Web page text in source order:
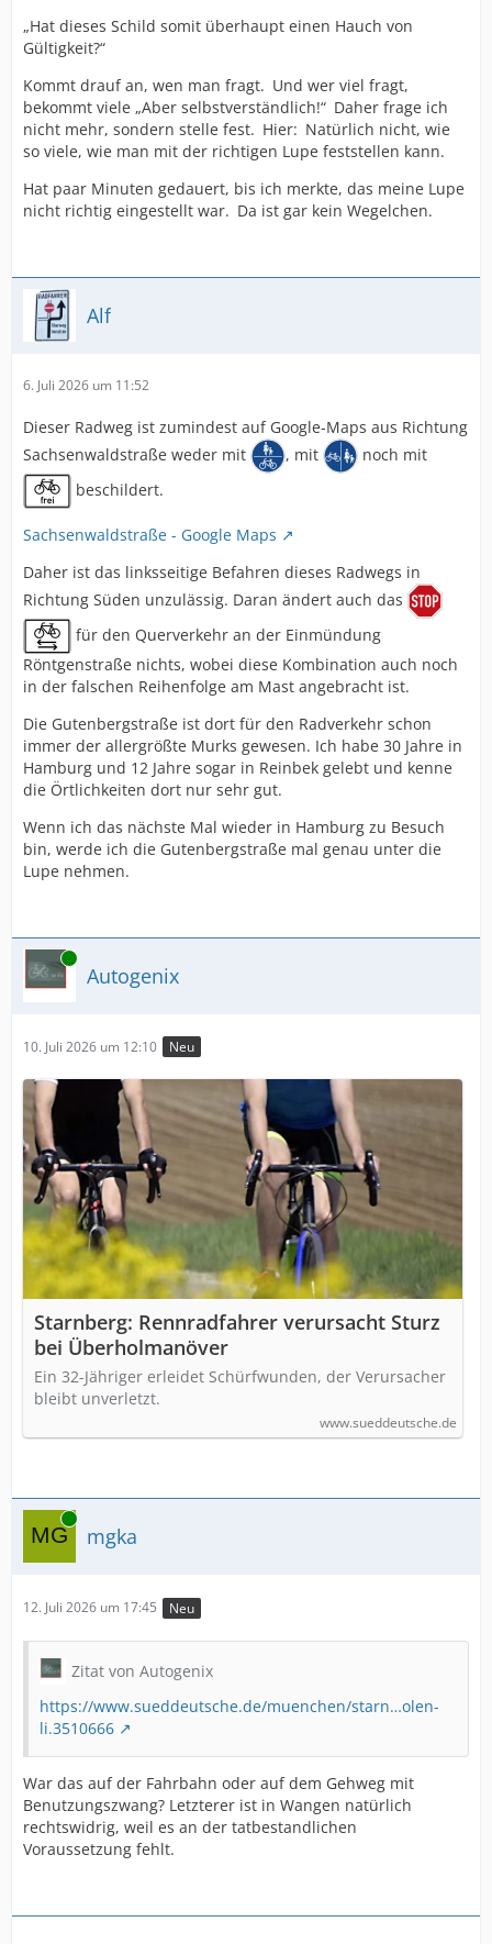
„Hat dieses Schild somit überhaupt einen Hauch von
Gültigkeit?“
Kommt drauf an, wen man fragt. Und wer viel fragt,
bekommt viele „Aber selbstverständlich!“ Daher frage ich
nicht mehr, sondern stelle fest. Hier: Natürlich nicht, wie
so viele, wie man mit der richtigen Lupe feststellen kann.
Hat paar Minuten gedauert, bis ich merkte, das meine Lupe
nicht richtig eingestellt war. Da ist gar kein Wegelchen.
Alf
6. Juli 2026 um 11:52
Dieser Radweg ist zumindest auf Google-Maps aus Richtung
Sachsenwaldstraße weder mit
, mit
noch mit
beschildert.
Sachsenwaldstraße - Google Maps
Daher ist das linksseitige Befahren dieses Radwegs in
Richtung Süden unzulässig. Daran ändert auch das
für den Querverkehr an der Einmündung
Röntgenstraße nichts, wobei diese Kombination auch noch
in der falschen Reihenfolge am Mast angebracht ist.
Die Gutenbergstraße ist dort für den Radverkehr schon
immer der allergrößte Murks gewesen. Ich habe 30 Jahre in
Hamburg und 12 Jahre sogar in Reinbek gelebt und kenne
die Örtlichkeiten dort nur sehr gut.
Wenn ich das nächste Mal wieder in Hamburg zu Besuch
bin, werde ich die Gutenbergstraße mal genau unter die
Lupe nehmen.
Online
Autogenix
10. Juli 2026 um 12:10 Neu
Starnberg: Rennradfahrer verursacht Sturz
bei Überholmanöver
Ein 32-Jähriger erleidet Schürfwunden, der Verursacher
bleibt unverletzt.
www.sueddeutsche.de
Online
mgka
12. Juli 2026 um 17:45 Neu
Zitat von Autogenix
https://www.sueddeutsche.de/muenchen/starn…olen-
li.3510666
War das auf der Fahrbahn oder auf dem Gehweg mit
Benutzungszwang? Letzterer ist in Wangen natürlich
rechtswidrig, weil es an der tatbestandlichen
Voraussetzung fehlt.